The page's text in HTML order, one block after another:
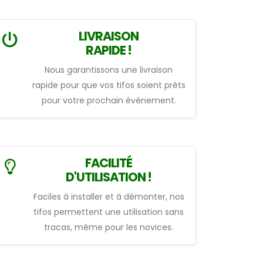
LIVRAISON
RAPIDE !
Nous garantissons une livraison
rapide pour que vos tifos soient prêts
pour votre prochain événement.
FACILITÉ
D'UTILISATION !
Faciles à installer et à démonter, nos
tifos permettent une utilisation sans
tracas, même pour les novices.